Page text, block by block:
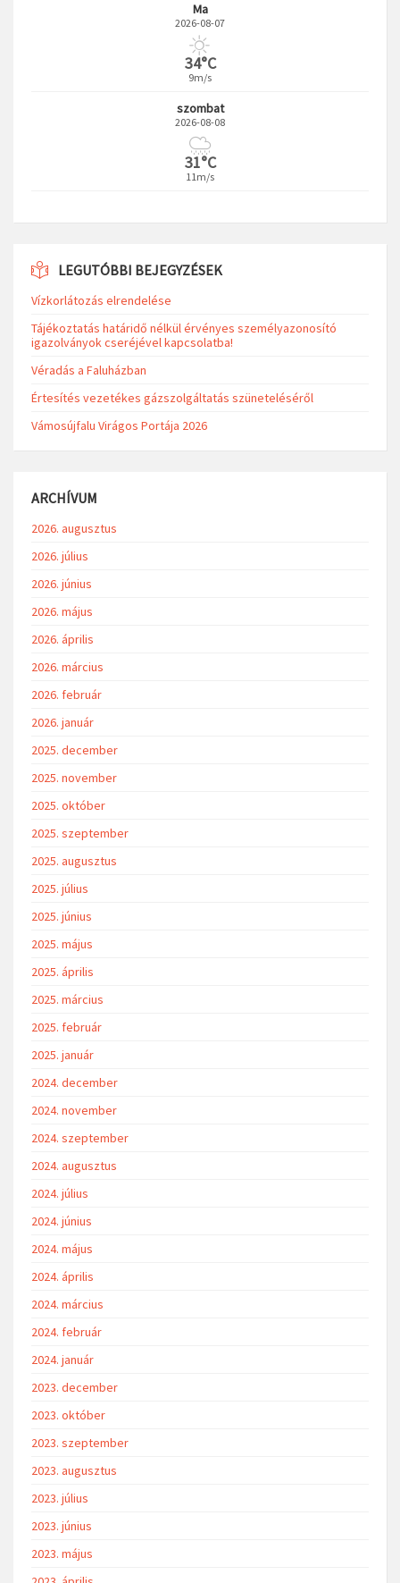
Ma
2026-08-07
34°C
9m/s
szombat
2026-08-08
31°C
11m/s
LEGUTÓBBI BEJEGYZÉSEK
Vízkorlátozás elrendelése
Tájékoztatás határidő nélkül érvényes személyazonosító
igazolványok cseréjével kapcsolatba!
Véradás a Faluházban
Értesítés vezetékes gázszolgáltatás szüneteléséről
Vámosújfalu Virágos Portája 2026
ARCHÍVUM
2026. augusztus
2026. július
2026. június
2026. május
2026. április
2026. március
2026. február
2026. január
2025. december
2025. november
2025. október
2025. szeptember
2025. augusztus
2025. július
2025. június
2025. május
2025. április
2025. március
2025. február
2025. január
2024. december
2024. november
2024. szeptember
2024. augusztus
2024. július
2024. június
2024. május
2024. április
2024. március
2024. február
2024. január
2023. december
2023. október
2023. szeptember
2023. augusztus
2023. július
2023. június
2023. május